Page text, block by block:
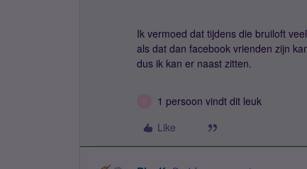
Ik vermoed dat tijdens die bruiloft
als dat dan facebook vrienden zijn
dus ik kan er naast zitten.
1 persoon vindt dit leuk
Like